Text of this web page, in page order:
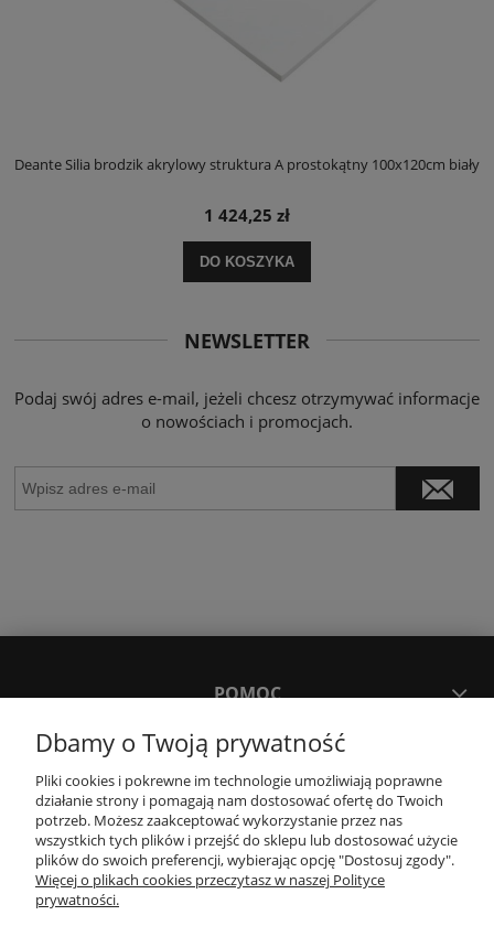
Deante Silia brodzik akrylowy struktura A prostokątny 100x120cm biały
1 424,25 zł
DO KOSZYKA
NEWSLETTER
Podaj swój adres e-mail, jeżeli chcesz otrzymywać informacje
o nowościach i promocjach.
POMOC
MOJE KONTO
PŁATNOŚCI I DOSTAWA
KONTAKT
Dbamy o Twoją prywatność
Pliki cookies i pokrewne im technologie umożliwiają poprawne
działanie strony i pomagają nam dostosować ofertę do Twoich
potrzeb. Możesz zaakceptować wykorzystanie przez nas
wszystkich tych plików i przejść do sklepu lub dostosować użycie
plików do swoich preferencji, wybierając opcję "Dostosuj zgody".
Więcej o plikach cookies przeczytasz w naszej Polityce
prywatności.